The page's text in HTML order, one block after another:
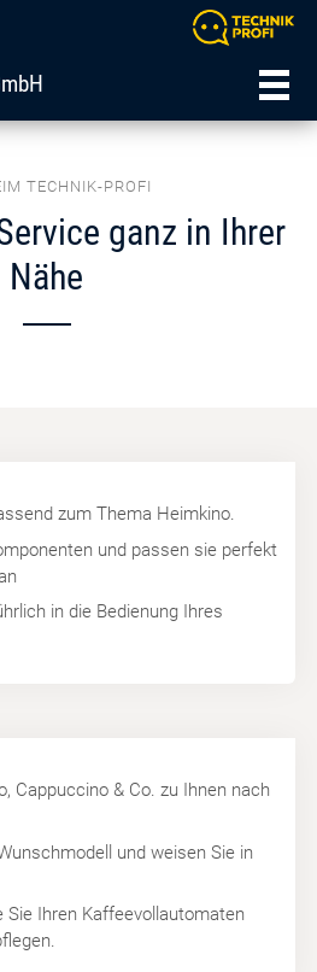
TECHNIK-PROFI
ganz in Ihrer
Nähe
zum Thema Heimkino.
und passen sie perfekt
in die Bedienung Ihres
Cappuccino & Co. zu Ihnen nach
und weisen Sie in
Sie Ihren Kaffeevollautomaten